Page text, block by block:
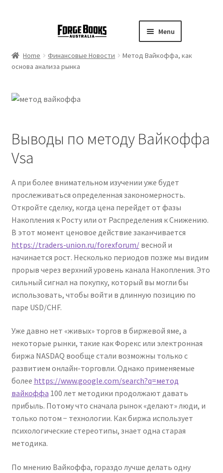
Menu
Home Финансовые Новости
Метод Вайкоффа, как
основа анализа рынка
Выводы по методу Вайкоффа
Vsa
А при более внимательном изучении уже будет
прослеживаться определенная закономерность.
Откройте сделку, когда цена перейдет от фазы
Накопления к Росту или от Распределения к Снижению.
В этот момент ценовое действие заканчивается
https://traders-union.ru/forexforum/весной и
начинается рост. Несколько периодов позже мы видим
прорыв через верхний уровень канала Накопления. Это
сильный сигнал на покупку, который вы могли бы
использовать, чтобы войти в длинную позицию по
паре USD/CHF.
Уже давно нет «живых» торгов в биржевой яме, а
некоторые рынки, такие как Форекс или электронная
биржа NASDAQ вообще стали возможны только с
развитием онлайн-торговли. Однако применяемые
более https://www.google.com/search?q=метод
вайкоффа 100 лет методики продолжают давать
прибыль. Потому что сначала рынок «делают» люди, и
только потом − технологии. Как биржа использует
психологические стереотипы, знает одна старая
методика.
По мнению Вайкоффа, гораздо лучше делать одну